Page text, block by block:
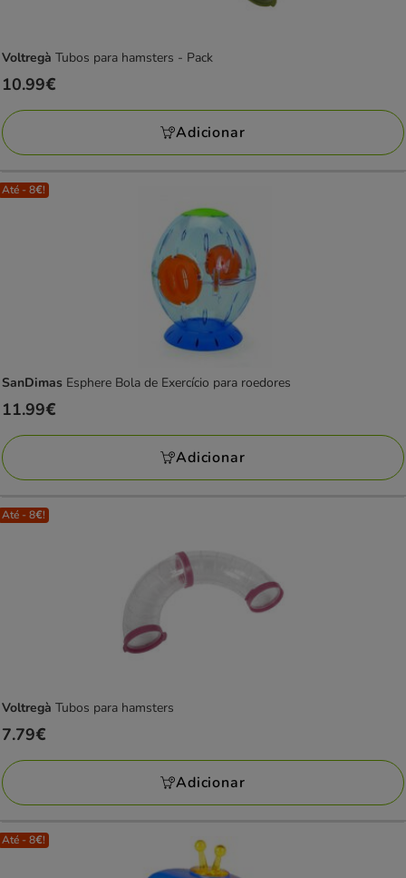
Voltregà Tubos para hamsters - Pack
Preço
10.99€
10.99€
Adicionar
Até - 8€!
SanDimas Esphere Bola de Exercício para roedores
Preço
11.99€
11.99€
Adicionar
Até - 8€!
Voltregà Tubos para hamsters
Preço
7.79€
7.79€
Adicionar
Até - 8€!